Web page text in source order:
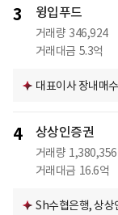
3 윙입푸드
거래량 346,924
거래대금 5.3억
대표이사 장내매
4 상상인증권
거래량 1,380,356
거래대금 16.6억
Sh수협은행, 상상